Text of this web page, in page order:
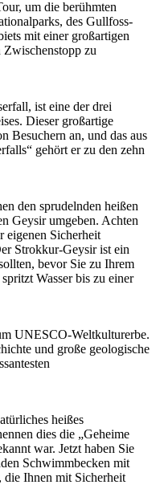
um die berühmten
des Gullfoss-
mit einer großartigen
Zwischenstopp zu
ist eine der drei
Dieser großartige
Besuchern an, und das aus
gehört er zu den zehn
den sprudelnden heißen
Geysir umgeben. Achten
eigenen Sicherheit
Strokkur-Geysir ist ein
bevor Sie zu Ihrem
Wasser bis zu einer
UNESCO-Weltkulturerbe.
und große geologische
heißes
dies die „Geheime
war. Jetzt haben Sie
Schwimmbecken mit
die Ihnen mit Sicherheit